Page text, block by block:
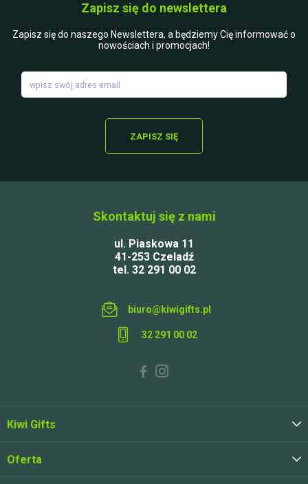
Skontaktuj się z nami
ul. Piaskowa 11
41-253 Czeladź
tel. 32 291 00 02
biuro@kiwigifts.pl
32 291 00 02
Kiwi Gifts
Oferta
Zapisz się do newslettera
Zapisz się do naszego Newslettera, a będziemy Cię informować o
nowościach i promocjach!
ZAPISZ SIĘ